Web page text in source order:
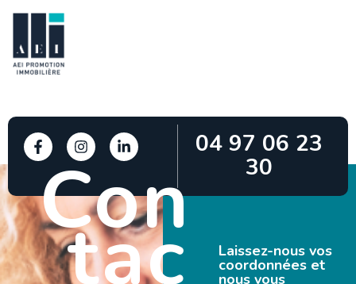
04 97 06 23
30
Con
tac Laissez-nous vos
coordonnées et
nous vous